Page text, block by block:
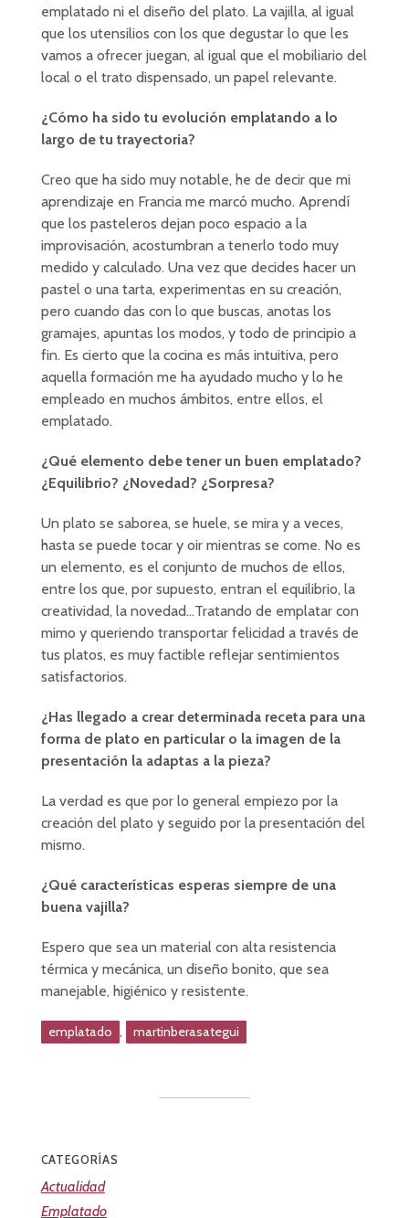
emplatado ni el diseño del plato. La vajilla, al igual
que los utensilios con los que degustar lo que les
vamos a ofrecer juegan, al igual que el mobiliario del
local o el trato dispensado, un papel relevante.
¿Cómo ha sido tu evolución emplatando a lo
largo de tu trayectoria?
Creo que ha sido muy notable, he de decir que mi
aprendizaje en Francia me marcó mucho. Aprendí
que los pasteleros dejan poco espacio a la
improvisación, acostumbran a tenerlo todo muy
medido y calculado. Una vez que decides hacer un
pastel o una tarta, experimentas en su creación,
pero cuando das con lo que buscas, anotas los
gramajes, apuntas los modos, y todo de principio a
fin. Es cierto que la cocina es más intuitiva, pero
aquella formación me ha ayudado mucho y lo he
empleado en muchos ámbitos, entre ellos, el
emplatado.
¿Qué elemento debe tener un buen emplatado?
¿Equilibrio? ¿Novedad? ¿Sorpresa?
Un plato se saborea, se huele, se mira y a veces,
hasta se puede tocar y oir mientras se come. No es
un elemento, es el conjunto de muchos de ellos,
entre los que, por supuesto, entran el equilibrio, la
creatividad, la novedad…Tratando de emplatar con
mimo y queriendo transportar felicidad a través de
tus platos, es muy factible reflejar sentimientos
satisfactorios.
¿Has llegado a crear determinada receta para una
forma de plato en particular o la imagen de la
presentación la adaptas a la pieza?
La verdad es que por lo general empiezo por la
creación del plato y seguido por la presentación del
mismo.
¿Qué características esperas siempre de una
buena vajilla?
Espero que sea un material con alta resistencia
térmica y mecánica, un diseño bonito, que sea
manejable, higiénico y resistente.
emplatado , martinberasategui
CATEGORÍAS
Actualidad
Emplatado